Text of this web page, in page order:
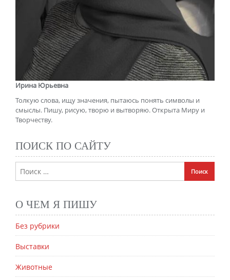
Ирина Юрьевна
Толкую слова, ищу значения, пытаюсь понять символы и
смыслы. Пишу, рисую, творю и вытворяю. Открыта Миру и
Творчеству.
ПОИСК ПО САЙТУ
О ЧЕМ Я ПИШУ
Без рубрики
Выставки
Животные